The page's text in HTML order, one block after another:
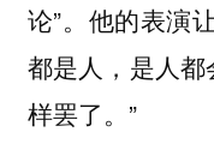
论”。他的表演
都是人，是人
样罢了。”